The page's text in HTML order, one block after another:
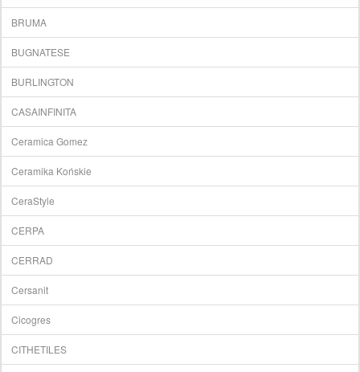
BRUMA
BUGNATESE
BURLINGTON
CASAINFINITA
Ceramica Gomez
Ceramika Końskie
CeraStyle
CERPA
CERRAD
Cersanit
Cicogres
CITHETILES